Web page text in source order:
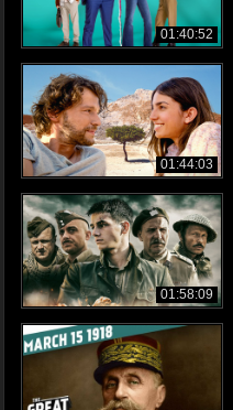
01:40:52
01:44:03
01:58:09